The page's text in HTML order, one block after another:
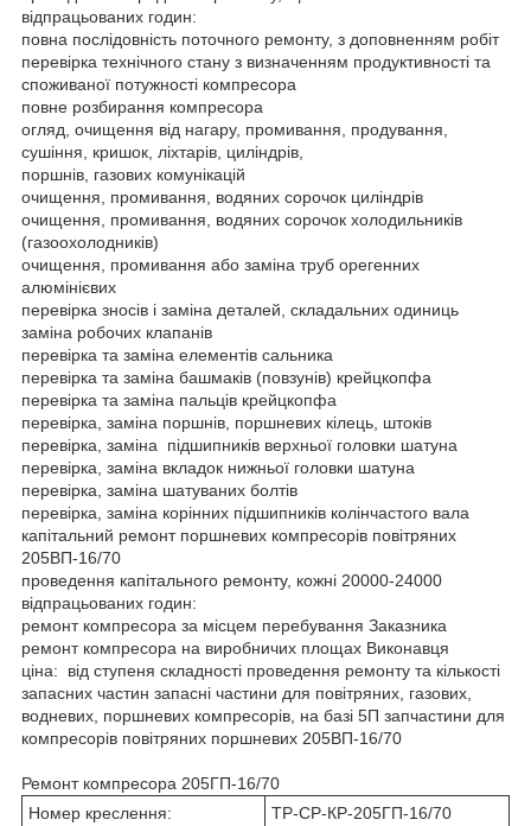
відпрацьованих годин:
повна послідовність поточного ремонту, з доповненням робіт
перевірка технічного стану з визначенням продуктивності та
споживаної потужності компресора
повне розбирання компресора
огляд, очищення від нагару, промивання, продування,
сушіння, кришок, ліхтарів, циліндрів,
поршнів, газових комунікацій
очищення, промивання, водяних сорочок циліндрів
очищення, промивання, водяних сорочок холодильників
(газоохолодників)
очищення, промивання або заміна труб орегенних
алюмінієвих
перевірка зносів і заміна деталей, складальних одиниць
заміна робочих клапанів
перевірка та заміна елементів сальника
перевірка та заміна башмаків (повзунів) крейцкопфа
перевірка та заміна пальців крейцкопфа
перевірка, заміна поршнів, поршневих кілець, штоків
перевірка, заміна підшипників верхньої головки шатуна
перевірка, заміна вкладок нижньої головки шатуна
перевірка, заміна шатуваних болтів
перевірка, заміна корінних підшипників колінчастого вала
капітальний ремонт поршневих компресорів повітряних
205ВП-16/70
проведення капітального ремонту, кожні 20000-24000
відпрацьованих годин:
ремонт компресора за місцем перебування Заказника
ремонт компресора на виробничих площах Виконавця
ціна: від ступеня складності проведення ремонту та кількості
запасних частин запасні частини для повітряних, газових,
водневих, поршневих компресорів, на базі 5П запчастини для
компресорів повітряних поршневих 205ВП-16/70
Ремонт компресора 205ГП-16/70
Номер креслення:
ТР-СР-КР-205ГП-16/70